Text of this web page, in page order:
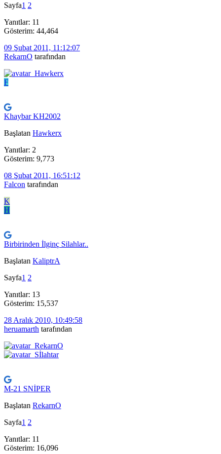
Sayfa1 2
Yanıtlar: 11
Gösterim: 44,464
09 Şubat 2011, 11:12:07
RekarnO tarafından
F
Khaybar KH2002
Başlatan Hawkerx
Yanıtlar: 2
Gösterim: 9,773
08 Şubat 2011, 16:51:12
Falcon tarafından
K
H
Birbirinden İlginç Silahlar..
Başlatan KaliptrA
Sayfa1 2
Yanıtlar: 13
Gösterim: 15,537
28 Aralık 2010, 10:49:58
heruamarth tarafından
M-21 SNİPER
Başlatan RekarnO
Sayfa1 2
Yanıtlar: 11
Gösterim: 16,096